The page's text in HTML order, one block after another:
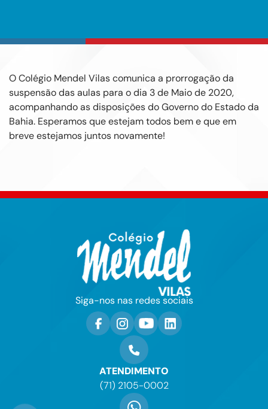
O Colégio Mendel Vilas comunica a prorrogação da
suspensão das aulas para o dia 3 de Maio de 2020,
acompanhando as disposições do Governo do Estado da
Bahia. Esperamos que estejam todos bem e que em
breve estejamos juntos novamente!
ATENDIMENTO
(71) 2105-0002
Siga-nos nas redes sociais